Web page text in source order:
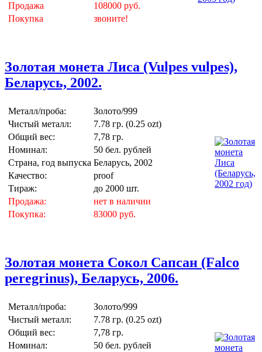
Продажа
108000 руб.
Покупка
звоните!
Золотая монета Лиса (Vulpes vulpes),
Беларусь, 2002.
Металл/проба:
Золото/999
Чистый металл:
7.78 гр. (0.25 ozt)
Общий вес:
7,78 гр.
Номинал:
50 бел. рублей
Страна, год выпуска Беларусь, 2002
Качество:
proof
Тираж:
до 2000 шт.
Продажа:
нет в наличии
Покупка:
83000 руб.
Золотая монета Сокол Сапсан (Falco
peregrinus), Беларусь, 2006.
Металл/проба:
Золото/999
Чистый металл:
7.78 гр. (0.25 ozt)
Общий вес:
7,78 гр.
Номинал:
50 бел. рублей